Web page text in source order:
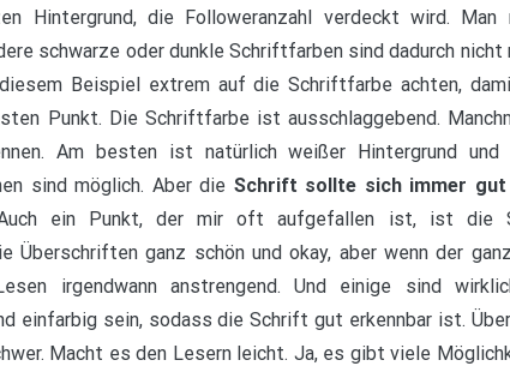
Hintergrund, die Followeranzahl verdeckt wird.
schwarze oder dunkle Schriftfarben sind dadurch nicht
Beispiel extrem auf die Schriftfarbe achten,
Punkt. Die Schriftfarbe ist ausschlaggebend.
Am besten ist natürlich weißer Hintergrund und
sind möglich. Aber die Schrift sollte sich immer gut
ein Punkt, der mir oft aufgefallen ist, ist die
Überschriften ganz schön und okay, aber wenn der
irgendwann anstrengend. Und einige sind
einfarbig sein, sodass die Schrift gut erkennbar ist.
Macht es den Lesern leicht. Ja, es gibt viele